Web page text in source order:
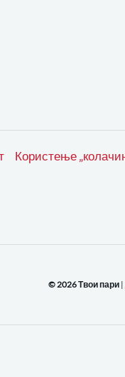
Користење
© 2026 Твои пари |